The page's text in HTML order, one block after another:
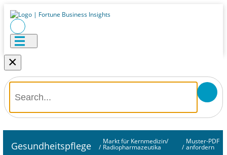
×
Gesundheitspflege /
Markt für Kernmedizin/
Radiopharmazeutika /
Muster-PDF
anfordern